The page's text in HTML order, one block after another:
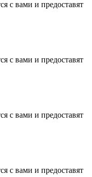
с вами и предоставят
с вами и предоставят
с вами и предоставят
с вами и предоставят